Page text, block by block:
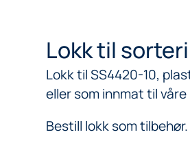
Lokk til
Lokk til SS4420-10,
eller som innmat til
Bestill lokk som tilbehør.